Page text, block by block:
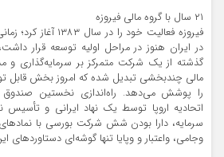
۲۱ سال با گروه مالی فیروزه
فیروزه فعالیت خود را
در ایران هنوز در مراحل اولیه توسعه قرار
گذشته از یک شرکت متمرکز بر سرمایه‌گذاری و
مالی چندبخشی تبدیل شده که امروز بخش قابل
را پوشش می‌دهد. راه‌اندازی نخستین صندوق
سرمایه، دارا بودن شش شرکت بورسی با
وجامی، واعتبار و وپایا تنها گوشه‌ای